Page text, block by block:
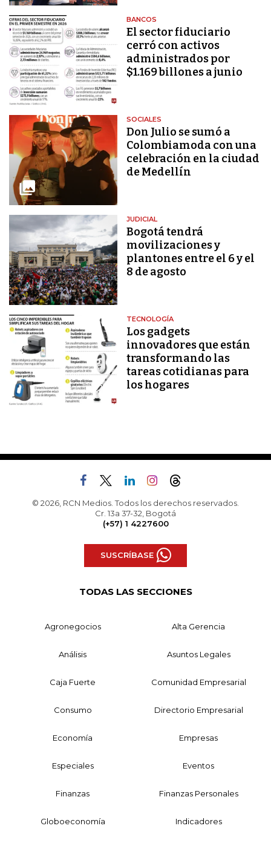
BANCOS
El sector fiduciario
cerró con activos
administrados por
$1.169 billones a junio
SOCIALES
Don Julio se sumó a
Colombiamoda con una
celebración en la ciudad
de Medellín
JUDICIAL
Bogotá tendrá
movilizaciones y
plantones entre el 6 y el
8 de agosto
TECNOLOGÍA
Los gadgets
innovadores que están
transformando las
tareas cotidianas para
los hogares
© 2026, RCN Medios. Todos los derechos reservados.
Cr. 13a 37-32, Bogotá
(+57) 1 4227600
SUSCRÍBASE
TODAS LAS SECCIONES
Agronegocios Alta Gerencia
Análisis Asuntos Legales
Caja Fuerte Comunidad Empresarial
Consumo Directorio Empresarial
Economía Empresas
Especiales Eventos
Finanzas Finanzas Personales
Globoeconomía Indicadores